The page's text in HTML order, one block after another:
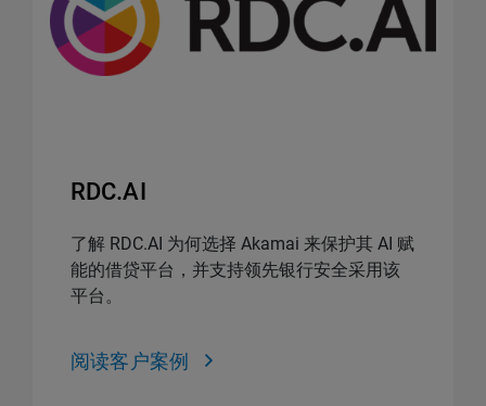
RDC.AI
了解 RDC.AI 为何选择 Akamai 来保护其 AI 赋
能的借贷平台，并支持领先银行安全采用该
平台。
阅读客户案例